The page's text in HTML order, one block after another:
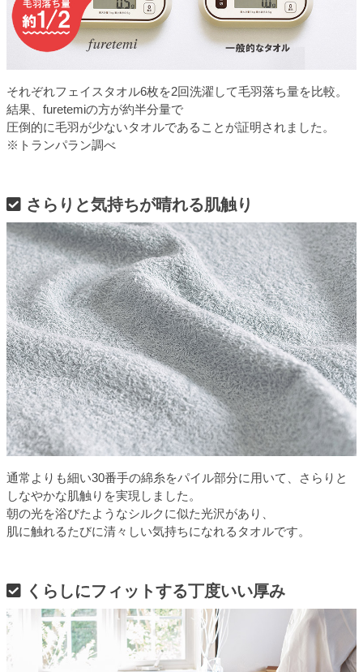
それぞれフェイスタオル6枚を2回洗濯して毛羽落ち量を比較。
結果、furetemiの方が約半分量で
圧倒的に毛羽が少ないタオルであることが証明されました。
※トランパラン調べ
さらりと気持ちが晴れる肌触り
通常よりも細い30番手の綿糸をパイル部分に用いて、さらりと
しなやかな肌触りを実現しました。
朝の光を浴びたようなシルクに似た光沢があり、
肌に触れるたびに清々しい気持ちになれるタオルです。
くらしにフィットする丁度いい厚み